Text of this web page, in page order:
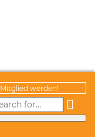
Mitglied werden!